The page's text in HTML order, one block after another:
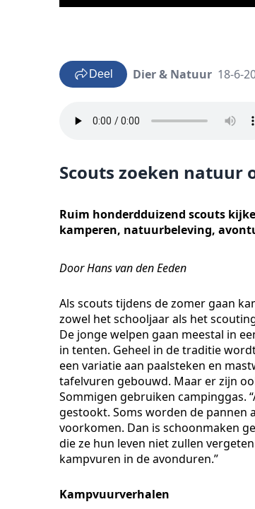
Deel Dier & Natuur 18-6-
Scouts zoeken natuur
Ruim honderdduizend scouts
kamperen, natuurbeleving,
Door Hans van den Eeden
Als scouts tijdens de zomer gaan
zowel het schooljaar als het
De jonge welpen gaan meestal in
in tenten. Geheel in de traditie
een variatie aan paalsteken en
tafelvuren gebouwd. Maar er zijn
Sommigen gebruiken campinggas.
gestookt. Soms worden de pannen
voorkomen. Dan is schoonmaken
die ze hun leven niet zullen
kampvuren in de avonduren.”
Kampvuurverhalen